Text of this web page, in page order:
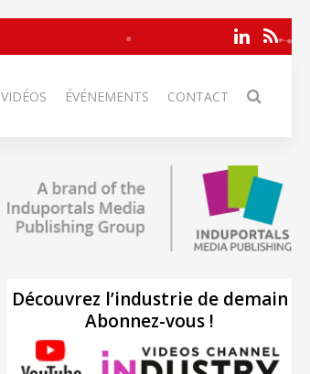
VIDÉOS ÉVÉNEMENTS CONTACT
Découvrez l’industrie de demain
Abonnez-vous !